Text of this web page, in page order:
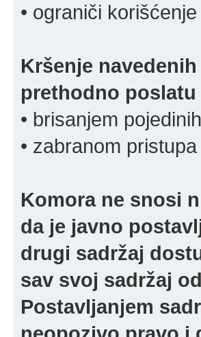
• ograniči
Kršenje
prethodno
• brisanjem
• zabranom pristupa
Komora ne snosi
da je javno
drugi sadržaj
sav svoj sadržaj
Postavljanjem